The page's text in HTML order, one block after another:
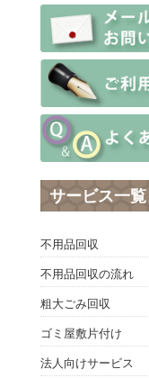
サービス一覧
不用品回収
不用品回収の流れ
粗大ごみ回収
ゴミ屋敷片付け
法人向けサービス